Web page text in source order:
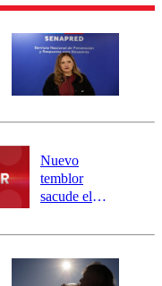
Nuevo
temblor
sacude el
revisa la
epicentro